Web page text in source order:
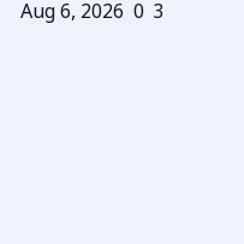
Aug 6, 2026 0 3